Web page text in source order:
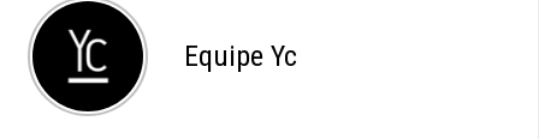
Equipe Yc